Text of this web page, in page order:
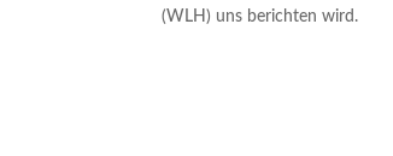
(WLH) uns berichten wird.